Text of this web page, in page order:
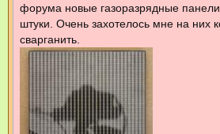
е
и
форума новые газоразрядные
штуки. Очень захотелось мне на них
сварганить.